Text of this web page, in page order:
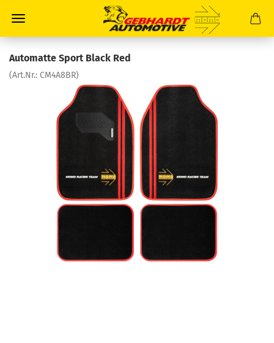
Automatte Sport Black Red
(Art.Nr.: CM4A8BR)